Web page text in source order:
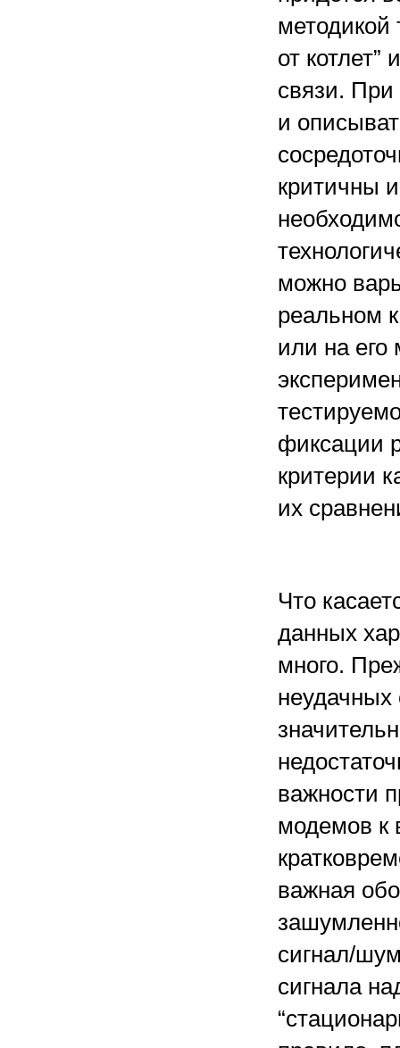
методикой
от котлет”
связи. При
и
критичны
можно
реальном
или на его
фиксации
критерии
их
Что
данных
много.
неудачных
важности
модемов к
важная
сигнал/
сигнала